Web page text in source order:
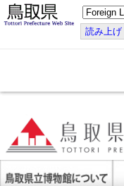
こ
の
ペ
ー
す
読み上げ